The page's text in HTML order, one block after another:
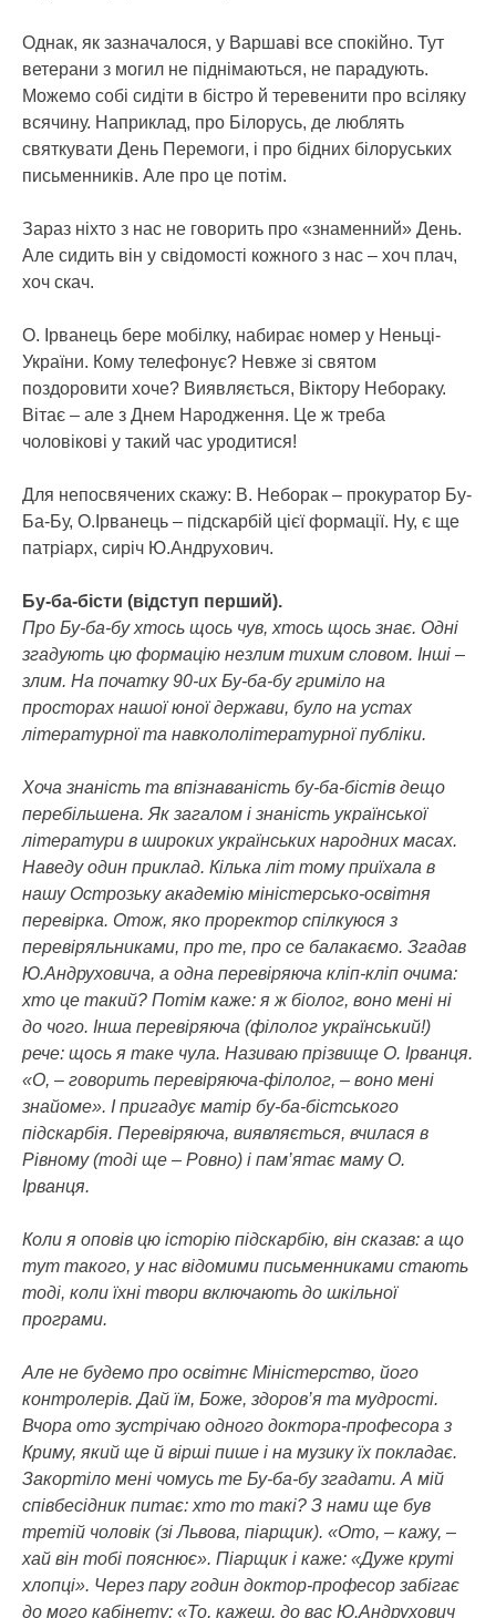
Однак, як зазначалося, у Варшаві все спокійно. Тут
ветерани з могил не піднімаються, не парадують.
Можемо собі сидіти в бістро й теревенити про всіляку
всячину. Наприклад, про Білорусь, де люблять
святкувати День Перемоги, і про бідних білоруських
письменників. Але про це потім.
Зараз ніхто з нас не говорить про «знаменний» День.
Але сидить він у свідомості кожного з нас – хоч плач,
хоч скач.
О. Ірванець бере мобілку, набирає номер у Неньці-
України. Кому телефонує? Невже зі святом
поздоровити хоче? Виявляється, Віктору Небораку.
Вітає – але з Днем Народження. Це ж треба
чоловікові у такий час уродитися!
Для непосвячених скажу: В. Неборак – прокуратор Бу-
Ба-Бу, О.Ірванець – підскарбій цієї формації. Ну, є ще
патріарх, сиріч Ю.Андрухович.
Бу-ба-бісти (відступ перший).
Про Бу-ба-бу хтось щось чув, хтось щось знає. Одні
згадують цю формацію незлим тихим словом. Інші –
злим. На початку 90-их Бу-ба-бу гриміло на
просторах нашої юної держави, було на устах
літературної та навкололітературної публіки.
Хоча знаність та впізнаваність бу-ба-бістів дещо
перебільшена. Як загалом і знаність української
літератури в широких українських народних масах.
Наведу один приклад. Кілька літ тому приїхала в
нашу Острозьку академію міністерсько-освітня
перевірка. Отож, яко проректор спілкуюся з
перевіряльниками, про те, про се балакаємо. Згадав
Ю.Андруховича, а одна перевіряюча кліп-кліп очима:
хто це такий? Потім каже: я ж біолог, воно мені ні
до чого. Інша перевіряюча (філолог український!)
рече: щось я таке чула. Називаю прізвище О. Ірванця.
«О, – говорить перевіряюча-філолог, – воно мені
знайоме». І пригадує матір бу-ба-бістського
підскарбія. Перевіряюча, виявляється, вчилася в
Рівному (тоді ще – Ровно) і пам’ятає маму О.
Ірванця.
Коли я оповів цю історію підскарбію, він сказав: а що
тут такого, у нас відомими письменниками стають
тоді, коли їхні твори включають до шкільної
програми.
Але не будемо про освітнє Міністерство, його
контролерів. Дай їм, Боже, здоров’я та мудрості.
Вчора ото зустрічаю одного доктора-професора з
Криму, який ще й вірші пише і на музику їх покладає.
Закортіло мені чомусь те Бу-ба-бу згадати. А мій
співбесідник питає: хто то такі? З нами ще був
третій чоловік (зі Львова, піарщик). «Ото, – кажу, –
хай він тобі пояснює». Піарщик і каже: «Дуже круті
хлопці». Через пару годин доктор-професор забігає
до мого кабінету: «То, кажеш, до вас Ю.Андрухович